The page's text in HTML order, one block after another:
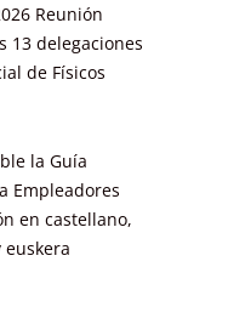
Reunión
13 delegaciones
de Físicos
la Guía
Empleadores
en castellano,
euskera